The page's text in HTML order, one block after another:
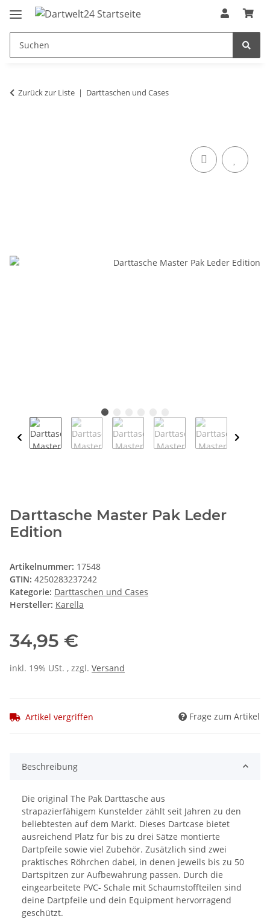
Zurück zur Liste Darttaschen und Cases
Darttasche Master Pak Leder
Edition
Artikelnummer: 17548
GTIN: 4250283237242
Kategorie: Darttaschen und Cases
Hersteller: Karella
34,95 €
inkl. 19% USt. , zzgl. Versand
Artikel vergriffen Frage zum Artikel
Beschreibung
Die original The Pak Darttasche aus
strapazierfähigem Kunstelder zählt seit Jahren zu den
beliebtesten auf dem Markt. Dieses Dartcase bietet
ausreichend Platz für bis zu drei Sätze montierte
Dartpfeile sowie viel Zubehör. Zusätzlich sind zwei
praktisches Röhrchen dabei, in denen jeweils bis zu 50
Dartspitzen zur Aufbewahrung passen. Durch die
eingearbeitete PVC- Schale mit Schaumstoffteilen sind
deine Dartpfeile und dein Equipment hervorragend
geschützt.